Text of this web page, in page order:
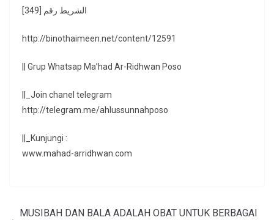
الشريط رقم [349]
http://binothaimeen.net/content/12591
|| Grup Whatsap Ma’had Ar-Ridhwan Poso
||_Join chanel telegram
http://telegram.me/ahlussunnahposo
||_Kunjungi :
www.mahad-arridhwan.com
MUSIBAH DAN BALA ADALAH OBAT UNTUK BERBAGAI